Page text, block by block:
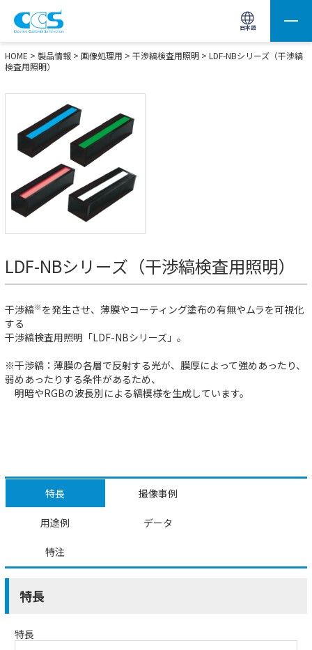
日本語
画像処理用の製品検索 サイト内検索(Enterで実行)
HOME > 製品情報 > 画像処理用 > 干渉縞検査用照明 > LDF-NBシリーズ（干渉縞
検査用照明）
LDF-NBシリーズ（干渉縞検査用照明）
干渉縞※ を発生させ、薄膜やコーティング塗布の有無やムラを可視化
する
干渉縞検査用照明「LDF-NBシリーズ」。
※干渉縞：薄膜の各層で反射する光が、膜厚によって強めあったり、
弱めあったりする条件があるため、
明暗やRGBの波長別による縞模様を生成しています。
特長 撮像事例
用途例 データ
特注
特長
特長